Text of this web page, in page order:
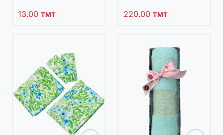
13.00 TMT 220.00 TMT